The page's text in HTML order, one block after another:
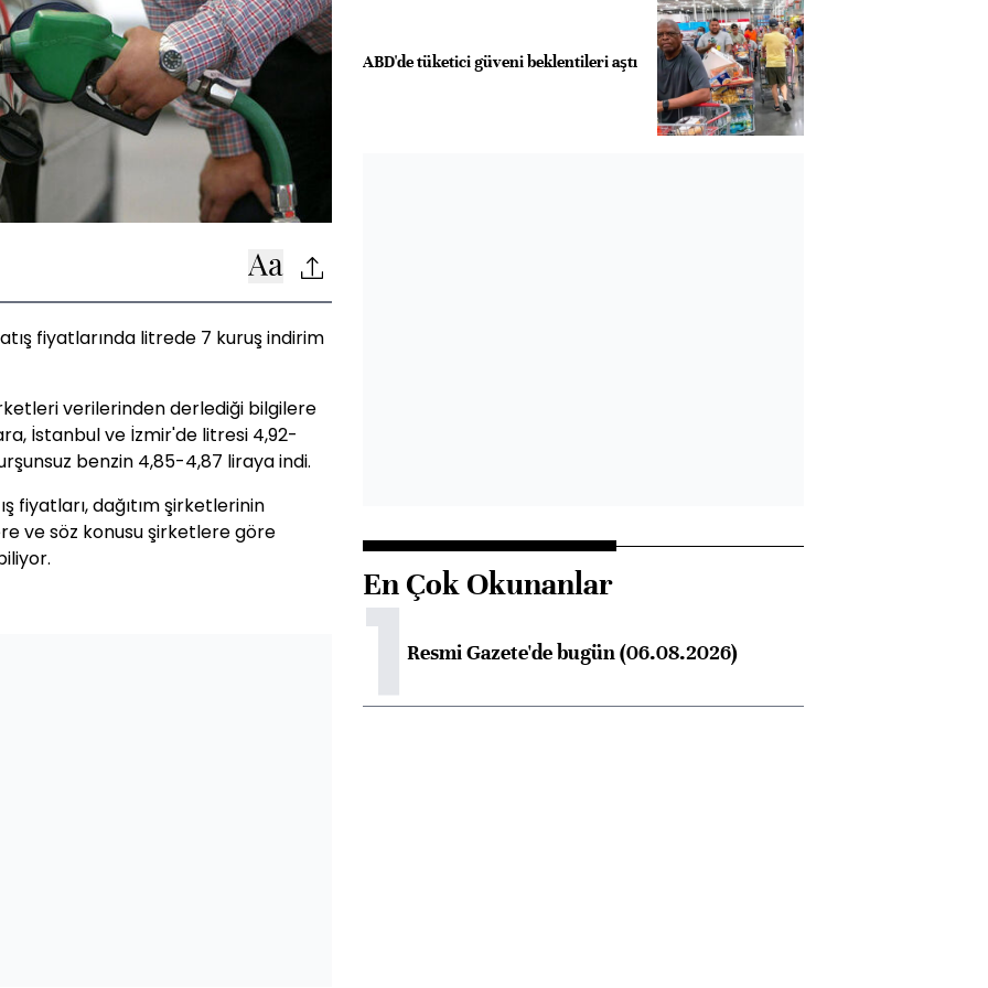
fiyatlarında litrede 7 kuruş indirim
verilerinden derlediği bilgilere
İstanbul ve İzmir'de litresi 4,92-
benzin 4,85-4,87 liraya indi.
fiyatları, dağıtım şirketlerinin
ve söz konusu şirketlere göre
ABD'de tüketici güveni beklentileri aştı
En Çok Okunanlar
1Resmi Gazete'de bugün (06.08.2026)